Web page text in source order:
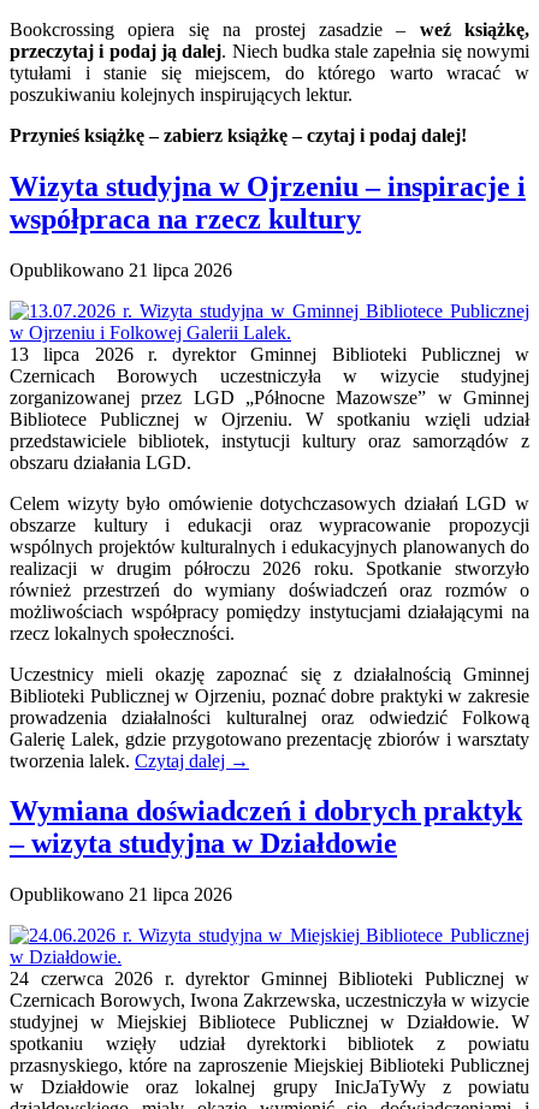
Bookcrossing opiera się na prostej zasadzie – weź książkę,
przeczytaj i podaj ją dalej. Niech budka stale zapełnia się nowymi
tytułami i stanie się miejscem, do którego warto wracać w
poszukiwaniu kolejnych inspirujących lektur.
Przynieś książkę – zabierz książkę – czytaj i podaj dalej!
Wizyta studyjna w Ojrzeniu – inspiracje i
współpraca na rzecz kultury
Opublikowano 21 lipca 2026
13 lipca 2026 r. dyrektor Gminnej Biblioteki Publicznej w
Czernicach Borowych uczestniczyła w wizycie studyjnej
zorganizowanej przez LGD „Północne Mazowsze” w Gminnej
Bibliotece Publicznej w Ojrzeniu. W spotkaniu wzięli udział
przedstawiciele bibliotek, instytucji kultury oraz samorządów z
obszaru działania LGD.
Celem wizyty było omówienie dotychczasowych działań LGD w
obszarze kultury i edukacji oraz wypracowanie propozycji
wspólnych projektów kulturalnych i edukacyjnych planowanych do
realizacji w drugim półroczu 2026 roku. Spotkanie stworzyło
również przestrzeń do wymiany doświadczeń oraz rozmów o
możliwościach współpracy pomiędzy instytucjami działającymi na
rzecz lokalnych społeczności.
Uczestnicy mieli okazję zapoznać się z działalnością Gminnej
Biblioteki Publicznej w Ojrzeniu, poznać dobre praktyki w zakresie
prowadzenia działalności kulturalnej oraz odwiedzić Folkową
Galerię Lalek, gdzie przygotowano prezentację zbiorów i warsztaty
tworzenia lalek. Czytaj dalej →
Wymiana doświadczeń i dobrych praktyk
– wizyta studyjna w Działdowie
Opublikowano 21 lipca 2026
24 czerwca 2026 r. dyrektor Gminnej Biblioteki Publicznej w
Czernicach Borowych, Iwona Zakrzewska, uczestniczyła w wizycie
studyjnej w Miejskiej Bibliotece Publicznej w Działdowie. W
spotkaniu wzięły udział dyrektorki bibliotek z powiatu
przasnyskiego, które na zaproszenie Miejskiej Biblioteki Publicznej
w Działdowie oraz lokalnej grupy InicJaTyWy z powiatu